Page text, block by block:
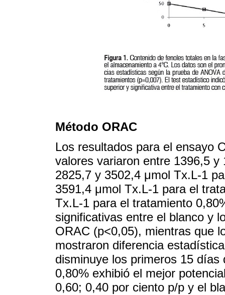
Método ORAC
Los resultados para el ensayo
valores variaron entre 1396,5
2825,7 y 3502,4 μmol Tx.L-1
3591,4 μmol Tx.L-1 para el
Tx.L-1 para el tratamiento
significativas entre el blanco y
ORAC (p<0,05), mientras que
mostraron diferencia
disminuye los primeros 15
0,80% exhibió el mejor
0,60; 0,40 por ciento p/p y el